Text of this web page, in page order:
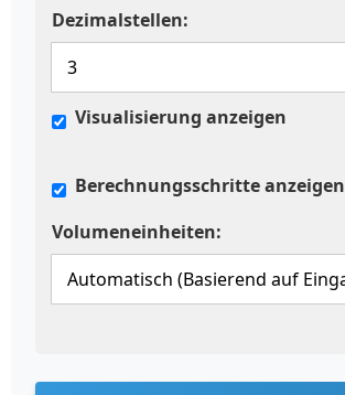
Dezimalstellen:
Visualisierung anzeigen
Berechnungsschritte anzeigen
Volumeneinheiten: